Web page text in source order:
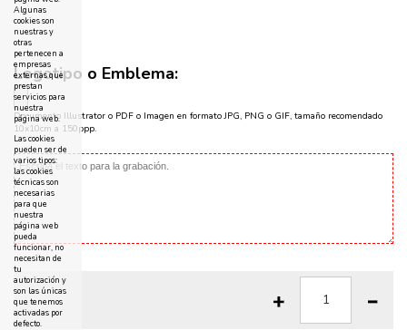
Logotipo o Emblema:
Documento Illustrator o PDF o Imagen en formato JPG, PNG o GIF, tamaño recomendado
10x10cm a 150ppp.
Algunas
cookies son
nuestras y
otras
pertenecen a
empresas
externas que
prestan
servicios para
nuestra
página web.
Las cookies
pueden ser de
varios tipos:
las cookies
técnicas son
necesarias
para que
nuestra
página web
pueda
funcionar, no
necesitan de
tu
autorización y
son las únicas
que tenemos
activadas por
defecto.